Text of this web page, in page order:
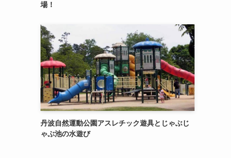
場！
丹波自然運動公園アスレチック遊具とじゃぶじ
ゃぶ池の水遊び